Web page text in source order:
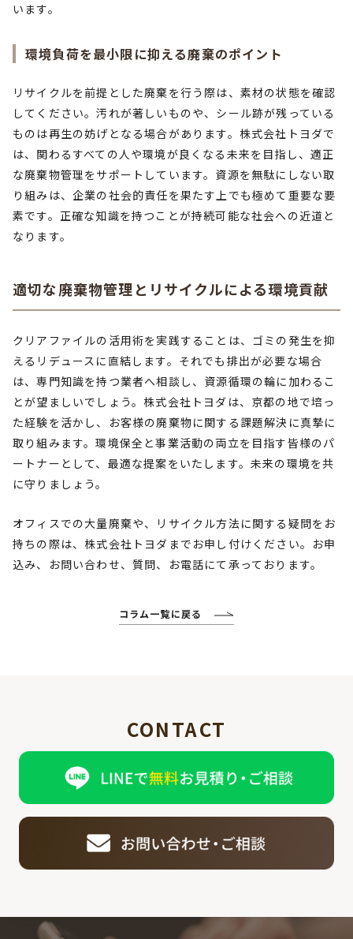
います。
環境負荷を最小限に抑える廃棄のポイント
リサイクルを前提とした廃棄を行う際は、素材の状態を確認
してください。汚れが著しいものや、シール跡が残っている
ものは再生の妨げとなる場合があります。株式会社トヨダで
は、関わるすべての人や環境が良くなる未来を目指し、適正
な廃棄物管理をサポートしています。資源を無駄にしない取
り組みは、企業の社会的責任を果たす上でも極めて重要な要
素です。正確な知識を持つことが持続可能な社会への近道と
なります。
適切な廃棄物管理とリサイクルによる環境貢献
クリアファイルの活用術を実践することは、ゴミの発生を抑
えるリデュースに直結します。それでも排出が必要な場合
は、専門知識を持つ業者へ相談し、資源循環の輪に加わるこ
とが望ましいでしょう。株式会社トヨダは、京都の地で培っ
た経験を活かし、お客様の廃棄物に関する課題解決に真摯に
取り組みます。環境保全と事業活動の両立を目指す皆様のパ
ートナーとして、最適な提案をいたします。未来の環境を共
に守りましょう。
オフィスでの大量廃棄や、リサイクル方法に関する疑問をお
持ちの際は、株式会社トヨダまでお申し付けください。お申
込み、お問い合わせ、質問、お電話にて承っております。
コラム一覧に戻る
CONTACT